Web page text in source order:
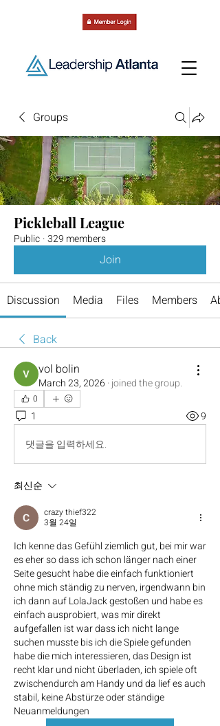
Groups
Pickleball League
Public ·329 members
Join
Discussion Media Files Members
Back
vol bolin
March 23, 2026 · joined the group.
0
1
9
댓글을 입력하세요.
최신순
crazy thief322
3월 24일
Ich kenne das Gefühl ziemlich gut, bei mir war
es eher so dass ich schon länger nach einer
Seite gesucht habe die einfach funktioniert
ohne mich ständig zu nerven, irgendwann bin
ich dann auf LolaJack gestoßen und habe es
einfach ausprobiert, was mir direkt
aufgefallen ist war dass ich nicht lange
suchen musste bis ich die Spiele gefunden
habe die mich interessieren, das Design ist
recht klar und nicht überladen, ich spiele oft
zwischendurch am Handy und da lief es auch
stabil, keine Abstürze oder ständige
Neuanmeldungen